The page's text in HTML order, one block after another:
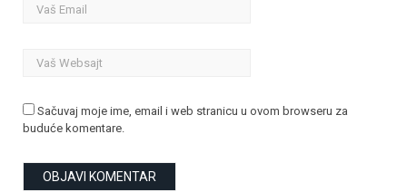
Sačuvaj moje ime, email i web stranicu u ovom browseru za
buduće komentare.